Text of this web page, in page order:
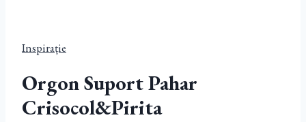
Inspirație
Orgon Suport Pahar
Crisocol&pirita